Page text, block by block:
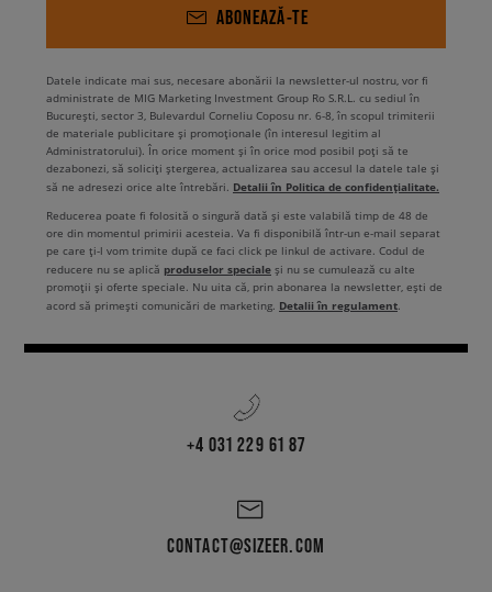
ABONEAZĂ-TE
Datele indicate mai sus, necesare abonării la newsletter-ul nostru, vor fi
administrate de MIG Marketing Investment Group Ro S.R.L. cu sediul în
București, sector 3, Bulevardul Corneliu Coposu nr. 6-8, în scopul trimiterii
de materiale publicitare și promoționale (în interesul legitim al
Administratorului). În orice moment și în orice mod posibil poți să te
dezabonezi, să soliciți ștergerea, actualizarea sau accesul la datele tale și
să ne adresezi orice alte întrebări. Detalii în Politica de confidențialitate.
Reducerea poate fi folosită o singură dată și este valabilă timp de 48 de
ore din momentul primirii acesteia. Va fi disponibilă într-un e-mail separat
pe care ți-l vom trimite după ce faci click pe linkul de activare. Codul de
reducere nu se aplică produselor speciale și nu se cumulează cu alte
promoții și oferte speciale. Nu uita că, prin abonarea la newsletter, ești de
acord să primești comunicări de marketing. Detalii în regulament
+4 031 229 61 87
CONTACT@SIZEER.COM